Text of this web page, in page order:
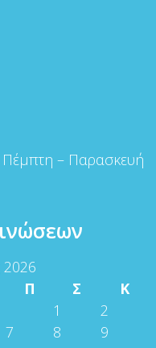
Πέμπτη – Παρασκευή
Π Σ
Κ
1
2
7 8
9